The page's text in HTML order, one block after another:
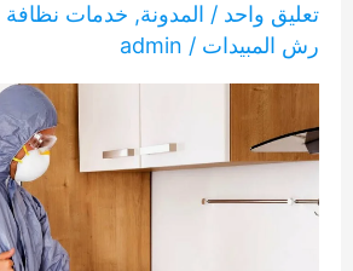
تعليق واحد / المدونة, خدمات نظافة
رش المبيدات /
admin